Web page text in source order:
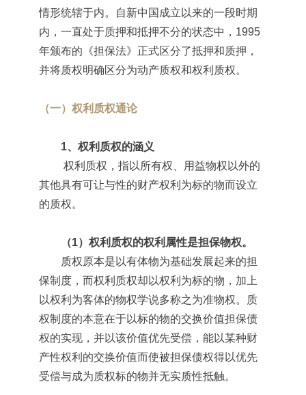
情形统辖于内。自新中国成立以来的一段时期
内，一直处于质押和抵押不分的状态中，1995
年颁布的《担保法》正式区分了抵押和质押，
并将质权明确区分为动产质权和权利质权。
（一）权利质权通论
1、权利质权的涵义
权利质权，指以所有权、用益物权以外的
其他具有可让与性的财产权利为标的物而设立
的质权。
（1）权利质权的权利属性是担保物权。
质权原本是以有体物为基础发展起来的担
保制度，而权利质权却以权利为标的物，加上
以权利为客体的物权学说多称之为准物权。质
权制度的本意在于以标的物的交换价值担保债
权的实现，并以该价值优先受偿，能以某种财
产性权利的交换价值而使被担保债权得以优先
受偿与成为质权标的物并无实质性抵触。